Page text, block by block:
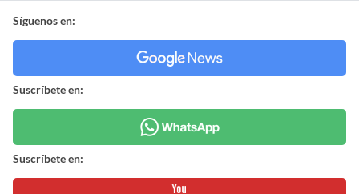
Síguenos en:
Suscríbete en:
Suscríbete en: